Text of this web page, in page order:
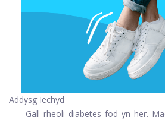
Addysg Iechyd
Gall rheoli diabetes fod yn her.